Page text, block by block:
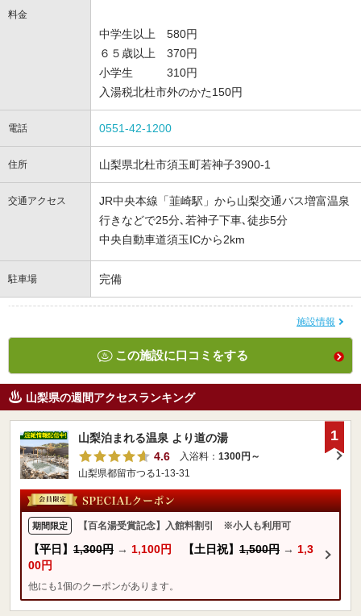
料金
中学生以上 580円
６５歳以上 370円
小学生 310円
入湯税北杜市外のかた150円
電話 0551-42-1200
住所 山梨県北杜市須玉町若神子3900-1
交通アクセス
JR中央本線「韮崎駅」から山梨交通バス増富温泉
行きなどで25分､若神子下車､徒歩5分
中央自動車道須玉ICから2km
駐車場 完備
施設情報
この施設に口コミをする
山梨県の週間アクセスランキング
山梨泊まれる温泉 より道の湯
4.6
入浴料： 1300円～
山梨県都留市つる1-13-31
期間限定 【百名湯受賞記念】入館料割引 ※小人も利用可
【平日】 1,300円 → 1,100円 【土日祝】 1,500円 → 1,3
00円
他にも1個のクーポンがあります。
1